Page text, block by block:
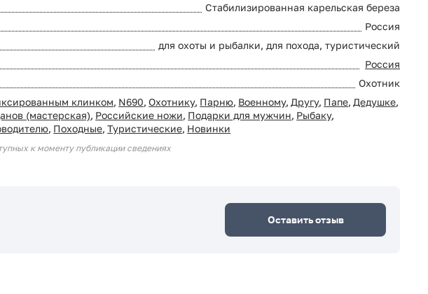
Стабилизированная карельская береза
Россия
для охоты и рыбалки, для похода, туристический
Россия
Охотник
клинком, N690, Охотнику, Парню, Военному, Другу, Папе, Дедушке,
(мастерская), Российские ножи, Подарки для мужчин, Рыбаку,
, Походные, Туристические, Новинки
к моменту публикации сведениях
Оставить отзыв